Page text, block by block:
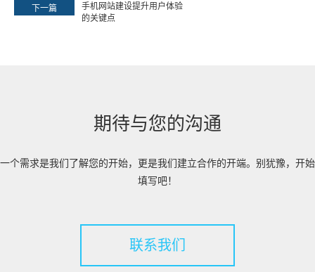
下一篇
手机网站建设提升用户体验
的关键点
期待与您的沟通
一个需求是我们了解您的开始，更是我们建立合作的开端。别犹豫，开始
填写吧！
联系我们